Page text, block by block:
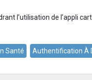
l’utilisation de l’appli
Santé Authentification À